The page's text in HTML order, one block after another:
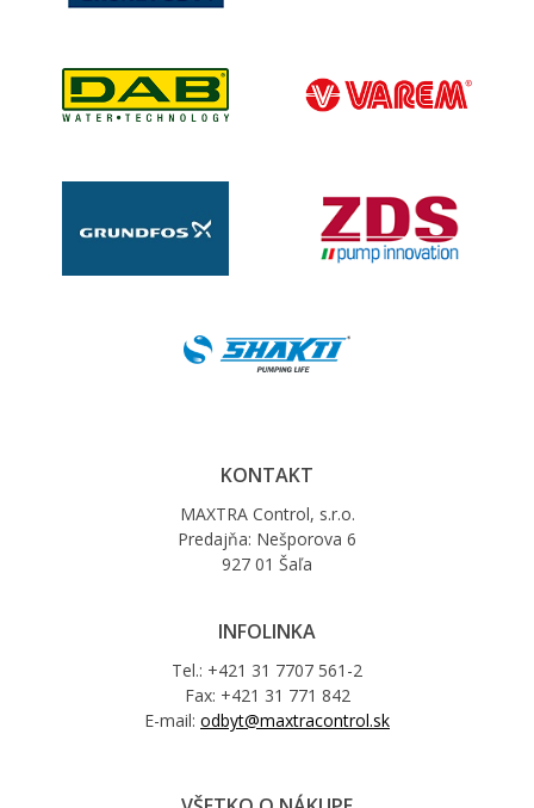
KONTAKT
MAXTRA Control, s.r.o.
Predajňa: Nešporova 6
927 01 Šaľa
INFOLINKA
Tel.: +421 31 7707 561-2
Fax: +421 31 771 842
E-mail: odbyt@maxtracontrol.sk